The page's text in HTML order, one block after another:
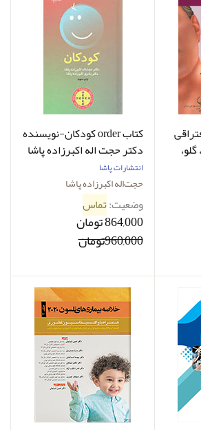
کتاب order کودکان-نویسنده
دکتر حجت اله اکبرزاده پاشا
انتشارات پاشا
حجت‌اله اکبرزاده پاشا
وضعیت:تماس
864,000 تومان
960,000تومان